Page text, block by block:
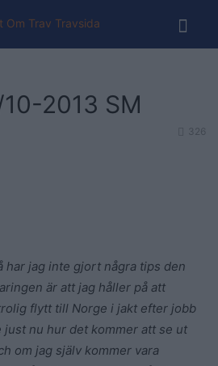
2013 SM
326
har jag inte gjort några tips den
är att jag håller på att
flytt till Norge i jakt efter jobb
just nu hur det kommer att se ut
om jag själv kommer vara